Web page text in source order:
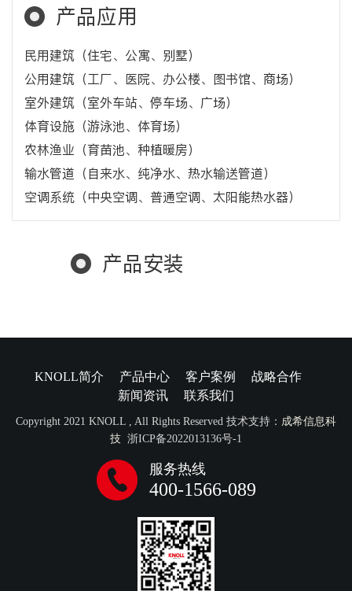
产品应用
民用建筑（住宅、公寓、别墅）
公用建筑（工厂、医院、办公楼、图书馆、商场）
室外建筑（室外车站、停车场、广场）
体育设施（游泳池、体育场）
农林渔业（育苗池、种植暖房）
输水管道（自来水、纯净水、热水输送管道）
空调系统（中央空调、普通空调、太阳能热水器）
产品安装
KNOLL简介 产品中心 客户案例
战略合作
新闻资讯
联系我们
Copyright 2021 KNOLL , All Rights Reserved 技术支持： 成希信息科
技 浙ICP备2022013136号-1
服务热线
400-1566-089